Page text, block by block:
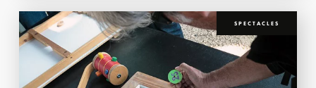
SPECTACLES